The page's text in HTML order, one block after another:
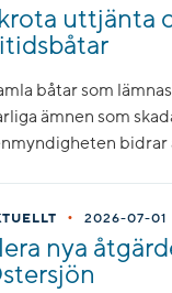
uttjänta
båtar som
ämnen som
• 2026-07-01
nya